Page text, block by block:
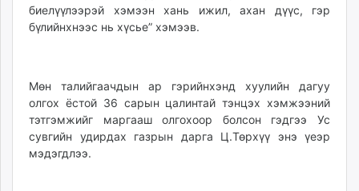
биелүүлээрэй хэмээн хань ижил, ахан дүүс, гэр
бүлийнхнээс нь хүсье” хэмээв.
Мөн талийгаачдын ар гэрийнхэнд хуулийн дагуу
олгох ёстой 36 сарын цалинтай тэнцэх хэмжээний
тэтгэмжийг маргааш олгохоор болсон гэдгээ Ус
сувгийн удирдах газрын дарга Ц.Төрхүү энэ үеэр
мэдэгдлээ.